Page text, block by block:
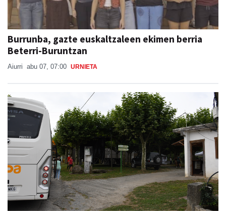
Burrunba, gazte euskaltzaleen ekimen berria
Beterri-Buruntzan
Aiurri abu 07, 07:00 URNIETA